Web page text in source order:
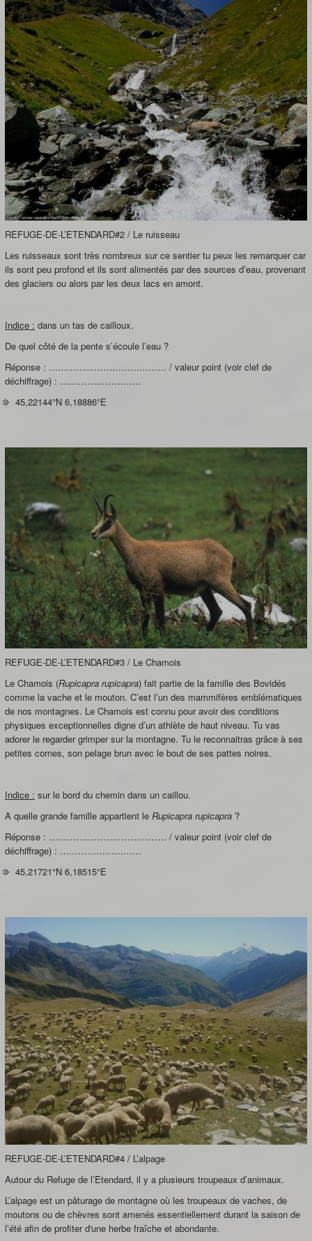
REFUGE-DE-L’ETENDARD#2 / Le ruisseau
Les ruisseaux sont très nombreux sur ce sentier tu peux les remarquer car
ils sont peu profond et ils sont alimentés par des sources d’eau, provenant
des glaciers ou alors par les deux lacs en amont.
Indice : dans un tas de cailloux.
De quel côté de la pente s’écoule l’eau ?
Réponse : ………………………………… / valeur point (voir clef de
déchiffrage) : ………………………
45,22144°N 6,18886°E
REFUGE-DE-L’ETENDARD#3 / Le Chamois
Le Chamois (Rupicapra rupicapra) fait partie de la famille des Bovidés
comme la vache et le mouton. C’est l’un des mammifères emblématiques
de nos montagnes. Le Chamois est connu pour avoir des conditions
physiques exceptionnelles digne d’un athlète de haut niveau. Tu vas
adorer le regarder grimper sur la montagne. Tu le reconnaitras grâce à ses
petites cornes, son pelage brun avec le bout de ses pattes noires.
Indice : sur le bord du chemin dans un caillou.
A quelle grande famille appartient le Rupicapra rupicapra ?
Réponse : ………………………………… / valeur point (voir clef de
déchiffrage) : ………………………
45,21721°N 6,18515°E
REFUGE-DE-L’ETENDARD#4 / L’alpage
Autour du Refuge de l’Etendard, il y a plusieurs troupeaux d’animaux.
L’alpage est un pâturage de montagne où les troupeaux de vaches, de
moutons ou de chèvres sont amenés essentiellement durant la saison de
l’été afin de profiter d'une herbe fraîche et abondante.